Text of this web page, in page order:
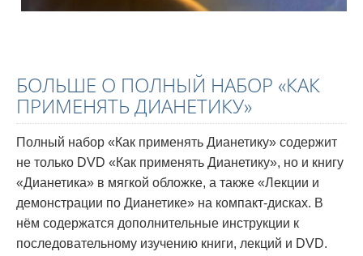
БОЛЬШЕ О ПОЛНЫЙ НАБОР «КАК
ПРИМЕНЯТЬ ДИАНЕТИКУ»
Полный набор «Как применять Дианетику» содержит
не только DVD «Как применять Дианетику», но и книгу
«Дианетика» в мягкой обложке, а также «Лекции и
демонстрации по Дианетике» на компакт-дисках. В
нём содержатся дополнительные инструкции к
последовательному изучению книги, лекций и DVD.